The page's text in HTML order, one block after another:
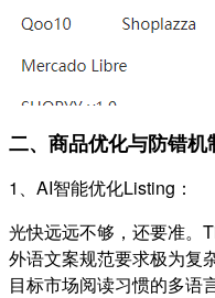
二、商品优化与防错机
1、AI智能优化Listing：
光快远远不够，还要准。
外语文案规范要求极为复杂
目标市场阅读习惯的多语